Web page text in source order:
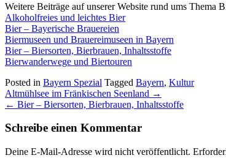
Weitere Beiträge auf unserer Website rund ums Thema
Alkoholfreies und leichtes Bier
Bier – Bayerische Brauereien
Biermuseen und Brauereimuseen in Bayern
Bier – Biersorten, Bierbrauen, Inhaltsstoffe
Bierwanderwege und Biertouren
Posted in Bayern Spezial Tagged Bayern, Kultur
Post
navigation
Altmühlsee im Fränkischen Seenland →
← Bier – Biersorten, Bierbrauen, Inhaltsstoffe
Schreibe einen Kommentar
Deine E-Mail-Adresse wird nicht veröffentlicht.